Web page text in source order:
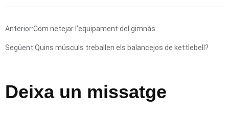
Anterior:Com netejar l'equipament del gimnàs
Següent:Quins músculs treballen els balancejos de kettlebell?
Deixa un missatge